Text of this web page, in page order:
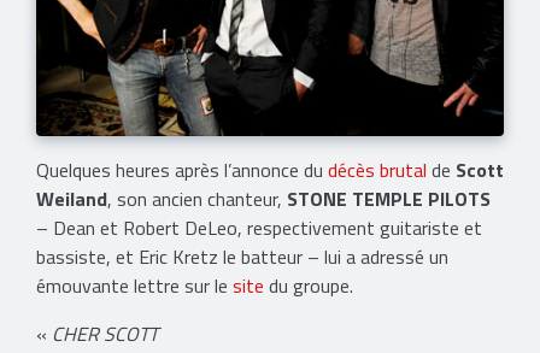
Quelques heures après l’annonce du décès brutal de Scott
Weiland, son ancien chanteur, STONE TEMPLE PILOTS
– Dean et Robert DeLeo, respectivement guitariste et
bassiste, et Eric Kretz le batteur – lui a adressé un
émouvante lettre sur le site du groupe.
« CHER SCOTT